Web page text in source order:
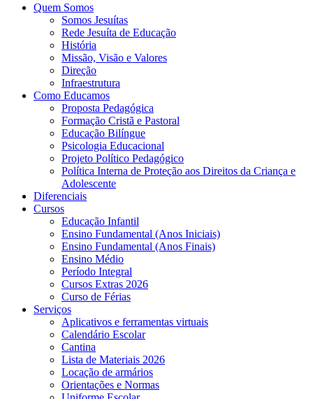
Quem Somos
Somos Jesuítas
Rede Jesuíta de Educação
História
Missão, Visão e Valores
Direção
Infraestrutura
Como Educamos
Proposta Pedagógica
Formação Cristã e Pastoral
Educação Bilíngue
Psicologia Educacional
Projeto Político Pedagógico
Política Interna de Proteção aos Direitos da Criança e
Adolescente
Diferenciais
Cursos
Educação Infantil
Ensino Fundamental (Anos Iniciais)
Ensino Fundamental (Anos Finais)
Ensino Médio
Período Integral
Cursos Extras 2026
Curso de Férias
Serviços
Aplicativos e ferramentas virtuais
Calendário Escolar
Cantina
Lista de Materiais 2026
Locação de armários
Orientações e Normas